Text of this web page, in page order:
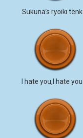
Sukuna’s ryoiki
I hate you,I hate you